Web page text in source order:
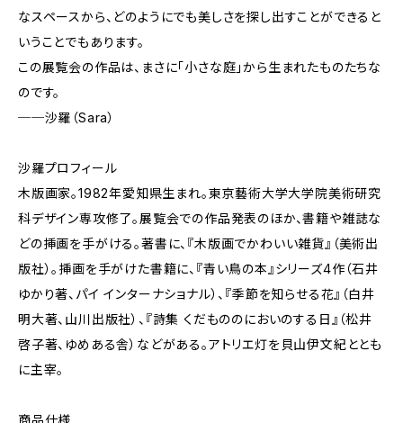
なスペースから、どのようにでも美しさを探し出すことができると
いうことでもあります。
この展覧会の作品は、まさに「小さな庭」から生まれたものたちな
のです。
──沙羅（Sara）
沙羅プロフィール
木版画家。1982年愛知県生まれ。東京藝術大学大学院美術研究
科デザイン専攻修了。展覧会での作品発表のほか、書籍や雑誌な
どの挿画を手がける。著書に、『木版画でかわいい雑貨』（美術出
版社）。挿画を手がけた書籍に、『青い鳥の本』シリーズ4作（石井
ゆかり著、パイ インターナショナル）、『季節を知らせる花』（白井
明大著、山川出版社）、『詩集 くだもののにおいのする日』（松井
啓子著、ゆめある舎）などがある。アトリエ灯を貝山伊文紀ととも
に主宰。
商品仕様